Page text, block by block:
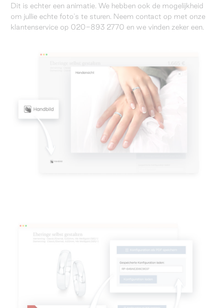
Dit is echter een animatie. We hebben ook de mogelijkheid
om jullie echte foto's te sturen. Neem contact op met onze
klantenservice op 020-893 2770 en we vinden zeker een.